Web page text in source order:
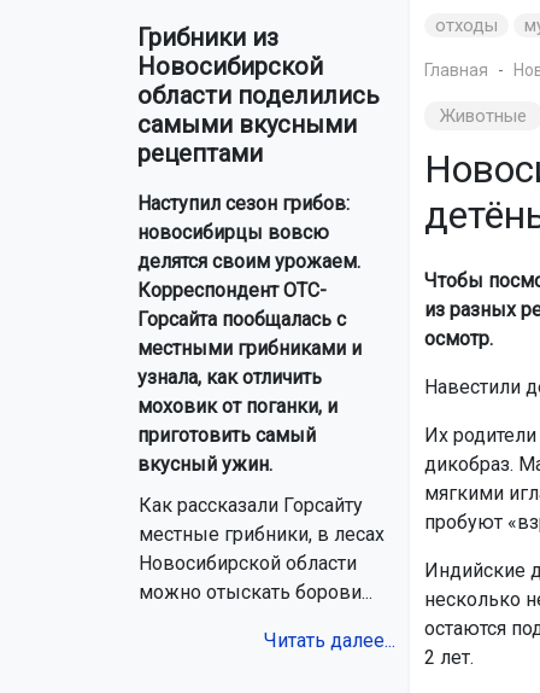
Грибники из
Новосибирской
области поделились
самыми вкусными
рецептами
Наступил сезон грибов:
новосибирцы вовсю
делятся своим урожаем.
Корреспондент ОТС-
Горсайта пообщалась с
местными грибниками и
узнала, как отличить
моховик от поганки, и
приготовить самый
вкусный ужин.
Как рассказали Горсайту
местные грибники, в лесах
Новосибирской области
можно отыскать борови...
Читать далее...
отходы
Главная
Животные
Чтобы
из разных
осмотр.
Навестили
Их
дикобраз.
мягкими
пробуют
Индийские
несколько
остаются
2 лет.